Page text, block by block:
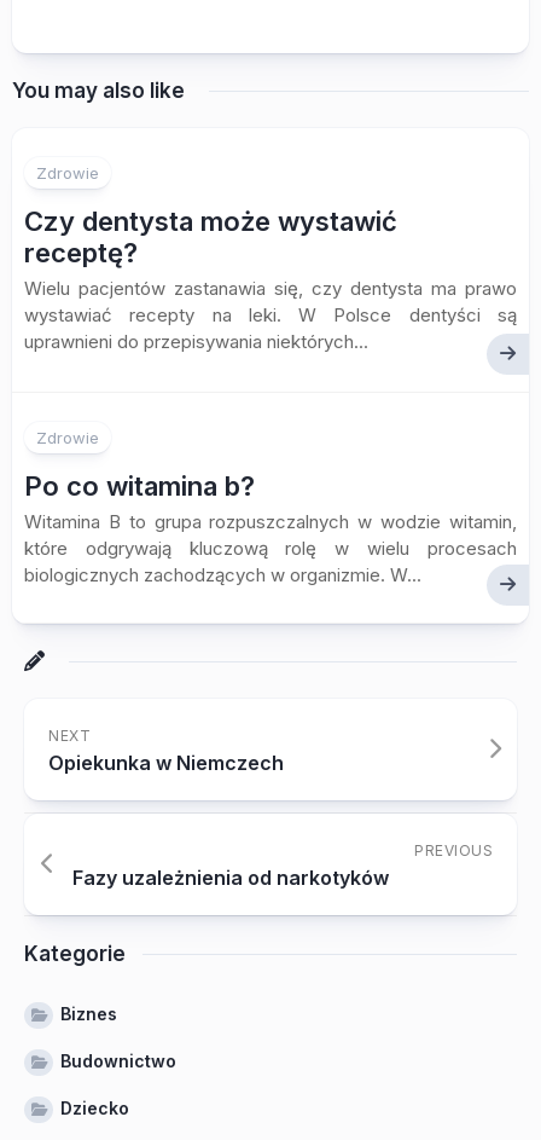
You may also like
Zdrowie
Czy dentysta może wystawić
receptę?
Wielu pacjentów zastanawia się, czy dentysta ma prawo
wystawiać recepty na leki. W Polsce dentyści są
uprawnieni do przepisywania niektórych...
Zdrowie
Po co witamina b?
Witamina B to grupa rozpuszczalnych w wodzie witamin,
które odgrywają kluczową rolę w wielu procesach
biologicznych zachodzących w organizmie. W...
NEXT
Opiekunka w Niemczech
PREVIOUS
Fazy uzależnienia od narkotyków
Kategorie
Biznes
Budownictwo
Dziecko